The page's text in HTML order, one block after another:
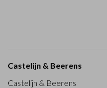
Castelijn & Beerens
Castelijn & Beerens